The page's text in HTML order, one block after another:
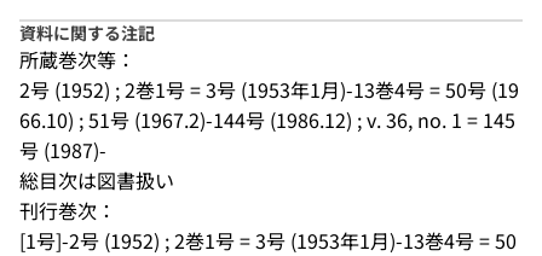
資料に関する注記
所蔵巻次等：
2号 (1952) ; 2巻1号 = 3号 (1953年1月)-13巻4号 = 50号 (19
66.10) ; 51号 (1967.2)-144号 (1986.12) ; v. 36, no. 1 = 145
号 (1987)-
総目次は図書扱い
刊行巻次：
[1号]-2号 (1952) ; 2巻1号 = 3号 (1953年1月)-13巻4号 = 50